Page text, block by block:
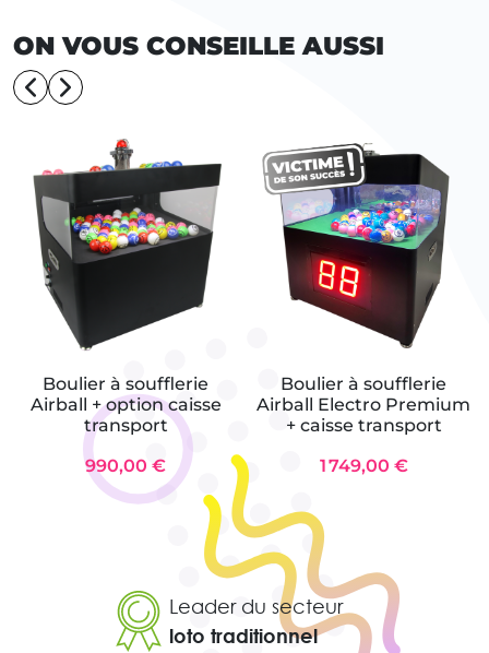
ON VOUS CONSEILLE AUSSI
Boulier à soufflerie
Airball + option caisse
transport
990,00 €
Boulier à soufflerie
Airball Electro Premium
+ caisse transport
1 749,00 €
Leader du secteur
loto traditionnel